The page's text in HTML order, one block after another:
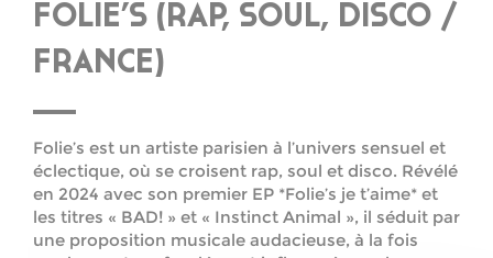
FOLIE’S (RAP, SOUL, DISCO /
FRANCE)
Folie’s est un artiste parisien à l’univers sensuel et
éclectique, où se croisent rap, soul et disco. Révélé
en 2024 avec son premier EP *Folie’s je t’aime* et
les titres « BAD! » et « Instinct Animal », il séduit par
une proposition musicale audacieuse, à la fois